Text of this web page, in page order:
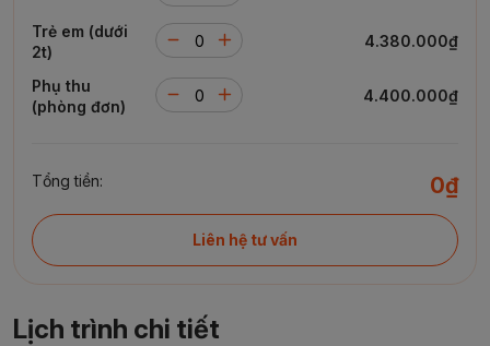
Trẻ em (dưới
2t)
4.380.000₫
Phụ thu
(phòng đơn)
4.400.000₫
Tổng tiền: 0₫
Liên hệ tư vấn
Lịch trình chi tiết